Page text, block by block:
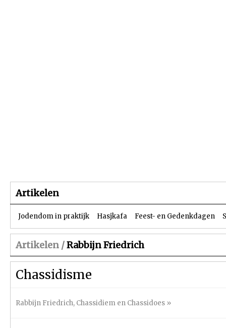
Artikelen
Jodendom in praktijk Hasjkafa Feest- en Gedenkdagen
Artikelen /Rabbijn Friedrich
Chassidisme
Rabbijn Friedrich, Chassidiem en Chassidoes »